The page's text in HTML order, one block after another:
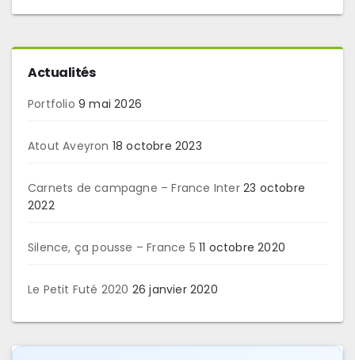
Actualités
Portfolio 9 mai 2026
Atout Aveyron 18 octobre 2023
Carnets de campagne – France Inter 23 octobre
2022
Silence, ça pousse – France 5 11 octobre 2020
Le Petit Futé 2020 26 janvier 2020